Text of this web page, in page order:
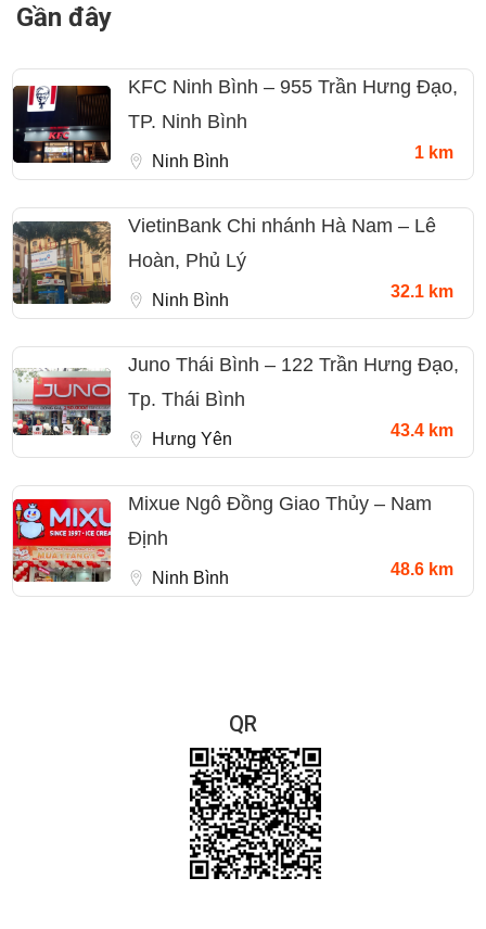
Gần đây
KFC Ninh Bình – 955 Trần Hưng Đạo,
TP. Ninh Bình
Ninh Bình 1 km
VietinBank Chi nhánh Hà Nam – Lê
Hoàn, Phủ Lý
Ninh Bình 32.1 km
Juno Thái Bình – 122 Trần Hưng Đạo,
Tp. Thái Bình
Hưng Yên 43.4 km
Mixue Ngô Đồng Giao Thủy – Nam
Định
Ninh Bình 48.6 km
QR